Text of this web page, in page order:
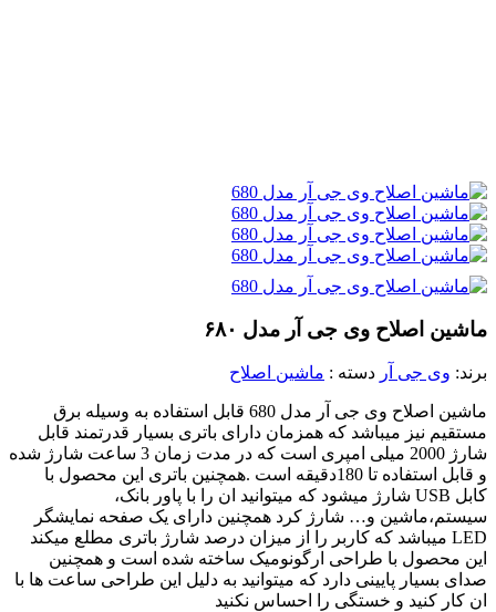
ماشین اصلاح وی جی آر مدل ۶۸۰
برند: وی جی آر دسته : ماشین اصلاح
ماشین اصلاح وی جی آر مدل 680 قابل استفاده به وسیله برق
مستقیم نیز میباشد که همزمان دارای باتری بسیار قدرتمند قابل
شارژ 2000 میلی امپری است که در مدت زمان 3 ساعت شارژ شده
و قابل استفاده تا 180دقیقه است .همچنین باتری این محصول با
کابل USB شارژ میشود که میتوانید ان را با پاور بانک،
سیستم،ماشین و‌… شارژ کرد همچنین دارای یک صفحه نمایشگر
LED میباشد که کاربر را از میزان درصد شارژ باتری مطلع میکند
این محصول با طراحی ارگونومیک ساخته شده است و همچنین
صدای بسیار پایینی دارد که میتوانید به دلیل این طراحی ساعت ها با
ان کار کنید و خستگی را احساس نکنید